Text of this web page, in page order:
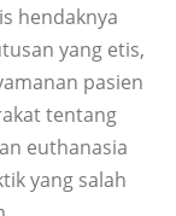
hendaknya
yang etis,
pasien
tentang
euthanasia
yang salah